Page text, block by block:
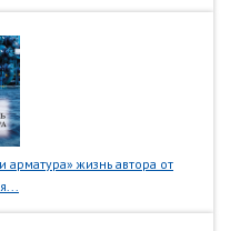
жизнь автора от